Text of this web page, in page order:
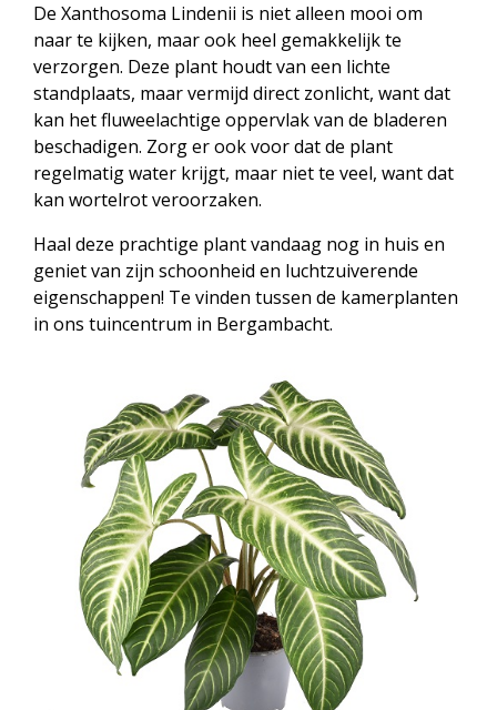
De Xanthosoma Lindenii is niet alleen mooi om
naar te kijken, maar ook heel gemakkelijk te
verzorgen. Deze plant houdt van een lichte
standplaats, maar vermijd direct zonlicht, want dat
kan het fluweelachtige oppervlak van de bladeren
beschadigen. Zorg er ook voor dat de plant
regelmatig water krijgt, maar niet te veel, want dat
kan wortelrot veroorzaken.
Haal deze prachtige plant vandaag nog in huis en
geniet van zijn schoonheid en luchtzuiverende
eigenschappen! Te vinden tussen de kamerplanten
in ons tuincentrum in Bergambacht.